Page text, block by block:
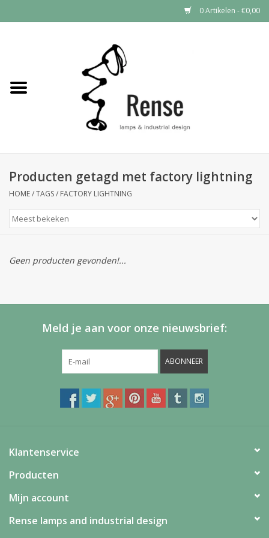
0 Artikelen - €0,00
Industrial lamps
Producten getagd met factory lightning
HOME/TAGS/ FACTORY LIGHTNING
Geen producten gevonden!...
Meld je aan voor onze nieuwsbrief:
ABONNEER
Klantenservice
Producten
Mijn account
Rense lamps and industrial design